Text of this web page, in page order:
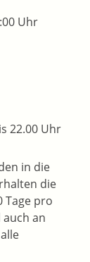
Uhr
22.00 Uhr
in die
die
Tage pro
an